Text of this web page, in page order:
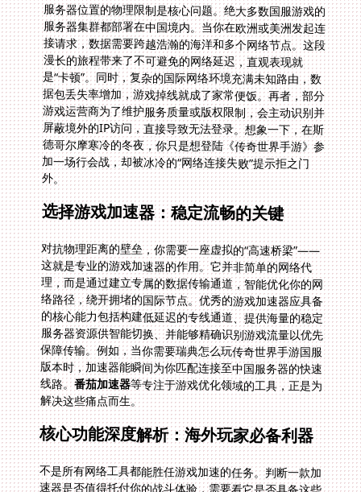
服务器位置的物理限制是核心问题。绝大多数国服游戏的
服务器集群都部署在中国境内。当你在欧洲或美洲发起连
接请求，数据需要跨越浩瀚的海洋和多个网络节点。这段
漫长的旅程带来了不可避免的网络延迟，直观表现就
是“卡顿”。同时，复杂的国际网络环境充满未知路由，数
据包丢失率增加，游戏掉线就成了家常便饭。再者，部分
游戏运营商为了维护服务质量或版权限制，会主动识别并
屏蔽境外的IP访问，直接导致无法登录。想象一下，在斯
德哥尔摩寒冷的冬夜，你只是想登陆《传奇世界手游》参
加一场行会战，却被冰冷的“网络连接失败”提示拒之门
外。
选择游戏加速器：稳定流畅的关键
对抗物理距离的壁垒，你需要一座虚拟的“高速桥梁”——
这就是专业的游戏加速器的作用。它并非简单的网络代
理，而是通过建立专属的数据传输通道，智能优化你的网
络路径，绕开拥堵的国际节点。优秀的游戏加速器应具备
的核心能力包括构建低延迟的专线通道、提供海量的稳定
服务器资源供智能切换、并能够精确识别游戏流量以优先
保障传输。例如，当你需要瑞典怎么玩传奇世界手游国服
版本时，加速器能瞬间为你匹配连接至中国服务器的快速
线路。番茄加速器等专注于游戏优化领域的工具，正是为
解决这些痛点而生。
核心功能深度解析：海外玩家必备利器
不是所有网络工具都能胜任游戏加速的任务。判断一款加
速器是否值得托付你的战斗体验，需要看它是否具备这些